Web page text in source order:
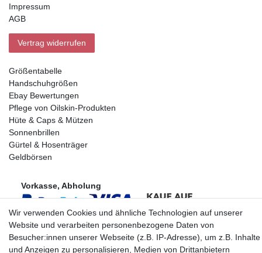
Impressum
AGB
Vertrag widerrufen
Größentabelle
Handschuhgrößen
Ebay Bewertungen
Pflege von Oilskin-Produkten
Hüte & Caps & Mützen
Sonnenbrillen
Gürtel & Hosenträger
Geldbörsen
Vorkasse, Abholung
Wir verwenden Cookies und ähnliche Technologien auf unserer
Website und verarbeiten personenbezogene Daten von
Besucher:innen unserer Webseite (z.B. IP-Adresse), um z.B. Inhalte
und Anzeigen zu personalisieren, Medien von Drittanbietern